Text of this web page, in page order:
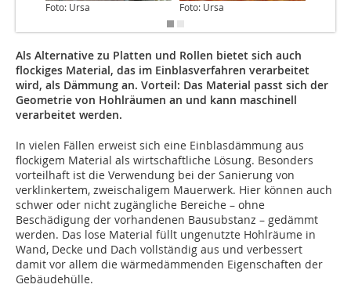
Foto: Ursa Foto: Ursa
Als Alternative zu Platten und Rollen bietet sich auch
flockiges Material, das im Einblasverfahren verarbeitet
wird, als Dämmung an. Vorteil: Das Material passt sich der
Geometrie von Hohlräumen an und kann maschinell
verarbeitet werden.
In vielen Fällen erweist sich eine Einblasdämmung aus
flockigem Material als wirtschaftliche Lösung. Besonders
vorteilhaft ist die Verwendung bei der Sanierung von
verklinkertem, zweischaligem Mauerwerk. Hier können auch
schwer oder nicht zugängliche Bereiche – ohne
Beschädigung der vorhandenen Bausubstanz – gedämmt
werden. Das lose Material füllt ungenutzte Hohlräume in
Wand, Decke und Dach vollständig aus und verbessert
damit vor allem die wärmedämmenden Eigenschaften der
Gebäudehülle.